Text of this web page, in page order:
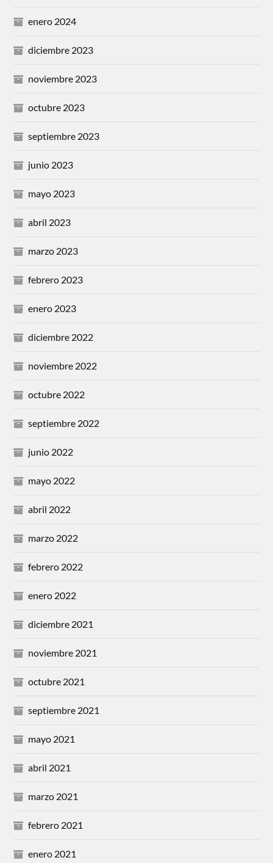
enero 2024
diciembre 2023
noviembre 2023
octubre 2023
septiembre 2023
junio 2023
mayo 2023
abril 2023
marzo 2023
febrero 2023
enero 2023
diciembre 2022
noviembre 2022
octubre 2022
septiembre 2022
junio 2022
mayo 2022
abril 2022
marzo 2022
febrero 2022
enero 2022
diciembre 2021
noviembre 2021
octubre 2021
septiembre 2021
mayo 2021
abril 2021
marzo 2021
febrero 2021
enero 2021